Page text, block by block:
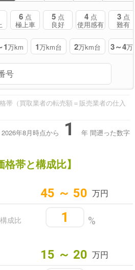
6 点
極上車
5 点
良好
4 点
使用感有
3 点
難有
1万km 1万km台 2万km台 3～4万
帯（買取業者の転売額＝販売業者の仕入
2026年8月時点から 1 年 間遡った数字
格帯と構成比】
45 ～ 50 万円
%
1
構成比
15 ～ 20 万円